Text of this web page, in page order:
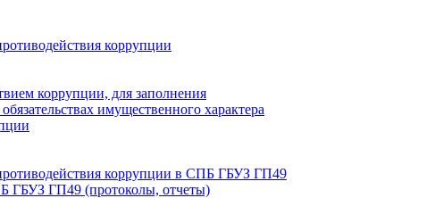
коррупции
коррупции, для заполнения
имущественного характера
коррупции в СПБ ГБУЗ ГП49
ГБУЗ ГП49 (протоколы, отчеты)